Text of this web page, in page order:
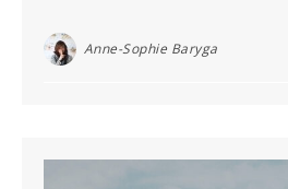
Anne-Sophie Baryga